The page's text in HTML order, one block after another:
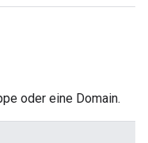
oder eine Domain.